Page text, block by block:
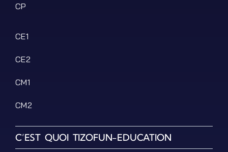
CP
CE1
CE2
CM1
CM2
C’EST QUOI TIZOFUN-EDUCATION